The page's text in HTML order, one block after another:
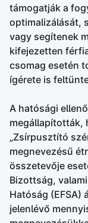
támogatják a
optimalizálását,
vagy segítenek
kifejezetten
csomag esetén
ígérete is
A hatósági
megállapították,
„Zsírpusztító
megnevezésű
összetevője
Bizottság,
Hatóság (EFSA)
jelenlévő